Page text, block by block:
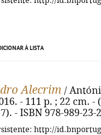
À LISTA
Alecrim /
- 111 p. ; 22
- ISBN 978-989-23-
http://